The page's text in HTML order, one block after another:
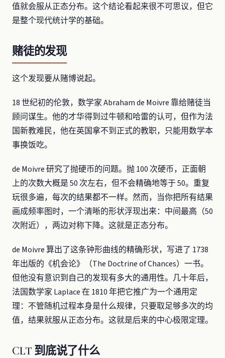
值就会服从正态分布。这个结论看起来很不可思议，但它
是整个现代统计学的基础。
赌徒的发现
这个发现要从赌博说起。
18 世纪初的伦敦，数学家 Abraham de Moivre 靠给赌徒当
顾问谋生。他的才华得到过牛顿和哈雷的认可，但作为法
国新教难民，他在英国拿不到正式的教职，只能用数学本
事换饭吃。
de Moivre 研究了抛硬币的问题。抛 100 次硬币，正面朝
上的次数大概是 50 次左右，但不会精确地等于 50。重复
玩很多遍，每次的结果都不一样。然而，当你把所有结果
画成频率图时，一个清晰的形状浮现出来：中间最高（50
次附近），两边对称下降。这就是正态分布。
de Moivre 算出了这条钟形曲线的精确形状，写进了 1738
年出版的《机会论》（The Doctrine of Chances）一书。
但他没有意识到自己的发现有多大的通用性。几十年后，
法国数学家 Laplace 在 1810 年把它推广为一个通用定
理：不管随机过程本身是什么规律，只要取足够多次的均
值，结果就服从正态分布。这就是后来的中心极限定理。
CLT 到底说了什么